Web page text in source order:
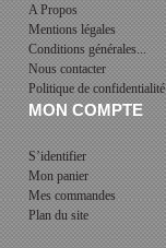
A Propos
Mentions légales
Conditions générales...
Nous contacter
Politique de confidentialité
MON COMPTE
S’identifier
Mon panier
Mes commandes
Plan du site